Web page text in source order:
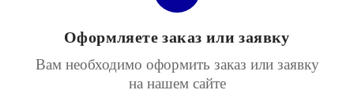
Оформляете заказ или заявку
Вам необходимо оформить заказ или заявку
на нашем сайте